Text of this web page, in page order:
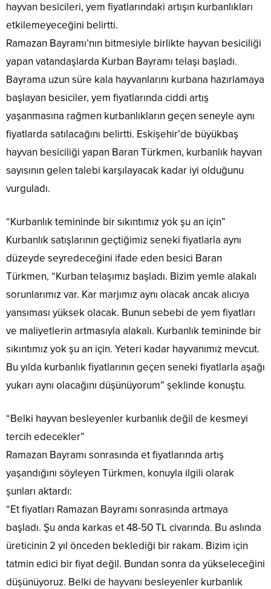
hayvan besicileri, yem fiyatlarındaki artışın kurbanlıkları
etkilemeyeceğini belirtti.
Ramazan Bayramı’nın bitmesiyle birlikte hayvan besiciliği
yapan vatandaşlarda Kurban Bayramı telaşı başladı.
Bayrama uzun süre kala hayvanlarını kurbana hazırlamaya
başlayan besiciler, yem fiyatlarında ciddi artış
yaşanmasına rağmen kurbanlıkların geçen seneyle aynı
fiyatlarda satılacağını belirtti. Eskişehir’de büyükbaş
hayvan besiciliği yapan Baran Türkmen, kurbanlık hayvan
sayısının gelen talebi karşılayacak kadar iyi olduğunu
vurguladı.
“Kurbanlık temininde bir sıkıntımız yok şu an için”
Kurbanlık satışlarının geçtiğimiz seneki fiyatlarla aynı
düzeyde seyredeceğini ifade eden besici Baran
Türkmen, “Kurban telaşımız başladı. Bizim yemle alakalı
sorunlarımız var. Kar marjımız aynı olacak ancak alıcıya
yansıması yüksek olacak. Bunun sebebi de yem fiyatları
ve maliyetlerin artmasıyla alakalı. Kurbanlık temininde bir
sıkıntımız yok şu an için. Yeteri kadar hayvanımız mevcut.
Bu yılda kurbanlık fiyatlarının geçen seneki fiyatlarla aşağı
yukarı aynı olacağını düşünüyorum” şeklinde konuştu.
“Belki hayvan besleyenler kurbanlık değil de kesmeyi
tercih edecekler”
Ramazan Bayramı sonrasında et fiyatlarında artış
yaşandığını söyleyen Türkmen, konuyla ilgili olarak
şunları aktardı:
“Et fiyatları Ramazan Bayramı sonrasında artmaya
başladı. Şu anda karkas et 48-50 TL civarında. Bu aslında
üreticinin 2 yıl önceden beklediği bir rakam. Bizim için
tatmin edici bir fiyat değil. Bundan sonra da yükseleceğini
düşünüyoruz. Belki de hayvanı besleyenler kurbanlık